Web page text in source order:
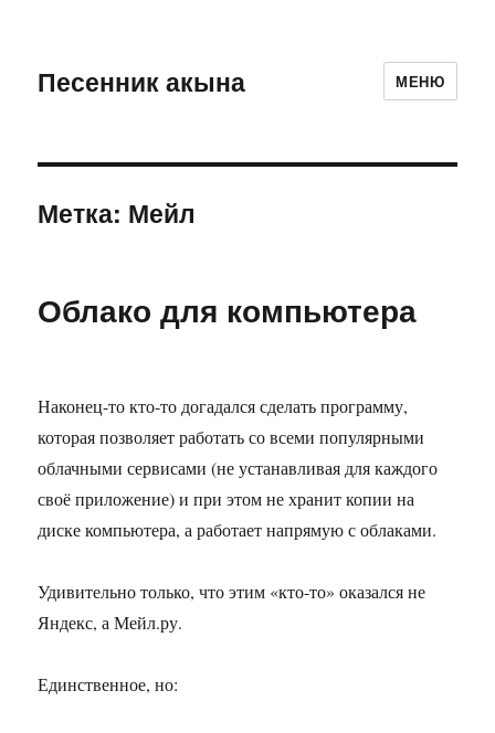
Песенник акына МЕНЮ
Метка: Мейл
Облако для компьютера
Наконец-то кто-то догадался сделать программу,
которая позволяет работать со всеми популярными
облачными сервисами (не устанавливая для каждого
своё приложение) и при этом не хранит копии на
диске компьютера, а работает напрямую с облаками.
Удивительно только, что этим «кто-то» оказался не
Яндекс, а Мейл.ру.
Единственное, но: